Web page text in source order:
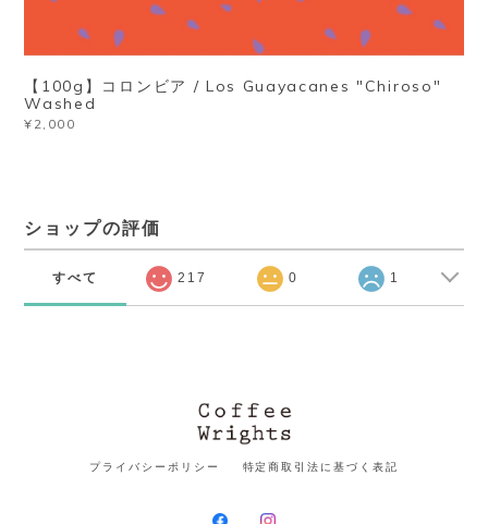
【100g】コロンビア / Los Guayacanes "Chiroso"
Washed
¥2,000
ショップの評価
すべて 217 0 1
プライバシーポリシー 特定商取引法に基づく表記